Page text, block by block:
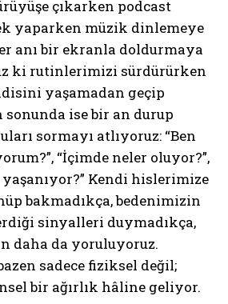
çıkarken podcast
yaparken müzik dinlemeye
anı bir ekranla doldurmaya
ki rutinlerimizi sürdürürken
yaşamadan geçip
ise bir an durup
sormayı atlıyoruz: “Ben
“İçimde neler oluyor?”,
Kendi hislerimize
bakmadıkça, bedenimizin
sinyalleri duymadıkça,
daha da yoruluyoruz.
sadece fiziksel değil;
bir ağırlık hâline geliyor.